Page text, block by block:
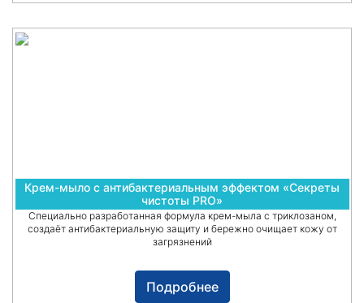
Крем-мыло с антибактериальным эффектом «Секреты
чистоты PRO»
Специально разработанная формула крем-мыла с триклозаном,
создаёт антибактериальную защиту и бережно очищает кожу от
загрязнений
Подробнее